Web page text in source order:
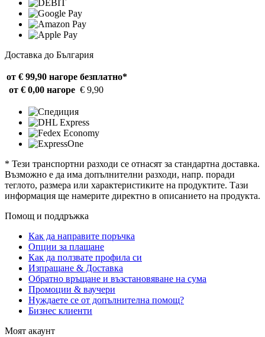
Доставка до България
от € 99,90 нагоре безплатно*
от € 0,00 нагоре € 9,90
* Тези транспортни разходи се отнасят за стандартна доставка.
Възможно е да има допълнителни разходи, напр. поради
теглото, размера или характеристиките на продуктите. Тази
информация ще намерите директно в описанието на продукта.
Помощ и поддръжка
Как да направите поръчка
Опции за плащане
Как да ползвате профила си
Изпращане & Доставка
Обратно връщане и възстановяване на сума
Промоции & ваучери
Нуждаете се от допълнителна помощ?
Бизнес клиенти
Моят акаунт